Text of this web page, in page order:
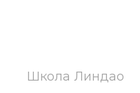
Школа Линдао